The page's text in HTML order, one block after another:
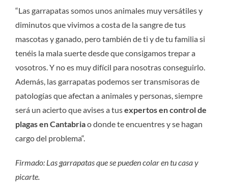
“Las garrapatas somos unos animales muy versátiles y
diminutos que vivimos a costa de la sangre de tus
mascotas y ganado, pero también de ti y de tu familia si
tenéis la mala suerte desde que consigamos trepar a
vosotros. Y no es muy difícil para nosotras conseguirlo.
Además, las garrapatas podemos ser transmisoras de
patologías que afectan a animales y personas, siempre
será un acierto que avises a tusexpertos en control de
plagas en Cantabriao donde te encuentres y se hagan
cargo del problema“.
Firmado: Las garrapatas que se pueden colar en tu casa y
picarte.